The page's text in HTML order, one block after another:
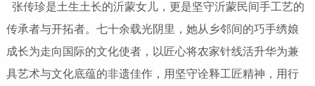
张传珍是土生土长的沂蒙女儿，更是坚守沂蒙民间手工艺的
传承者与开拓者。七十余载光阴里，她从乡邻间的巧手绣娘
成长为走向国际的文化使者，以匠心将农家针线活升华为兼
具艺术与文化底蕴的非遗佳作，用坚守诠释工匠精神，用行